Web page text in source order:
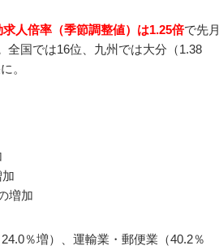
求人倍率（季節調整値）は1.25倍で先月
全国では16位、九州では大分（1.38
。
増加
％増）、運輸業・郵便業（40.2％